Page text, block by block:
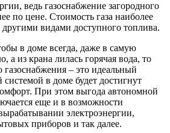
ведь газоснабжение загородного
по цене. Стоимость газа наиболее
видами доступного топлива.
в доме всегда, даже в самую
а из крана лилась горячая вода, то
газоснабжения – это идеальный
системой в доме будет достигнут
При этом выгода автономной
еще и в возможности
электроэнергии,
приборов и так далее.